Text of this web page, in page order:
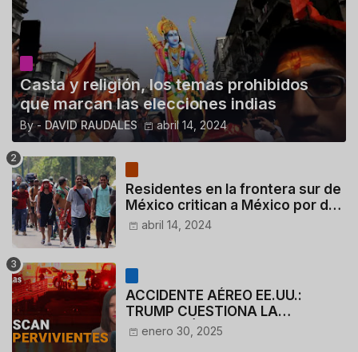
Casta y religión, los temas prohibidos
que marcan las elecciones indias
By - DAVID RAUDALES abril 14, 2024
Residentes en la frontera sur de
México critican a México por dar
110 dólares a migrantes
deportados
abril 14, 2024
ACCIDENTE AÉREO EE.UU.:
TRUMP CUESTIONA LA
ACTUACIÓN DE LOS
CONTROLADORES y PILOTO del
enero 30, 2025